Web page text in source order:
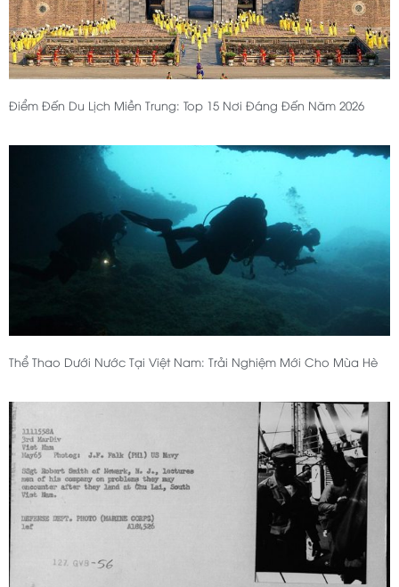
Điểm Đến Du Lịch Miền Trung: Top 15 Nơi Đáng Đến Năm 2026
Thể Thao Dưới Nước Tại Việt Nam: Trải Nghiệm Mới Cho Mùa Hè